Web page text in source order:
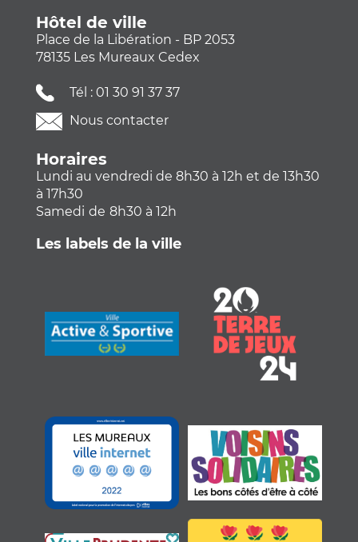
Hôtel de ville
Place de la Libération - BP 2053
78135 Les Mureaux Cedex
Tél : 01 30 91 37 37
Nous contacter
Horaires
Lundi au vendredi de 8h30 à 12h et de 13h30
à 17h30
Samedi de 8h30 à 12h
Les labels de la ville